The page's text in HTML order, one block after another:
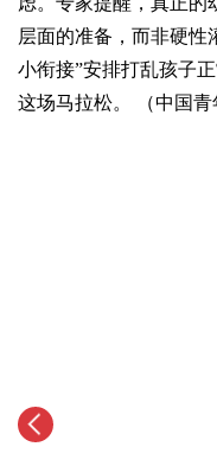
层面的准备，而非硬性
小衔接”安排打乱孩子
这场马拉松。 （中国青